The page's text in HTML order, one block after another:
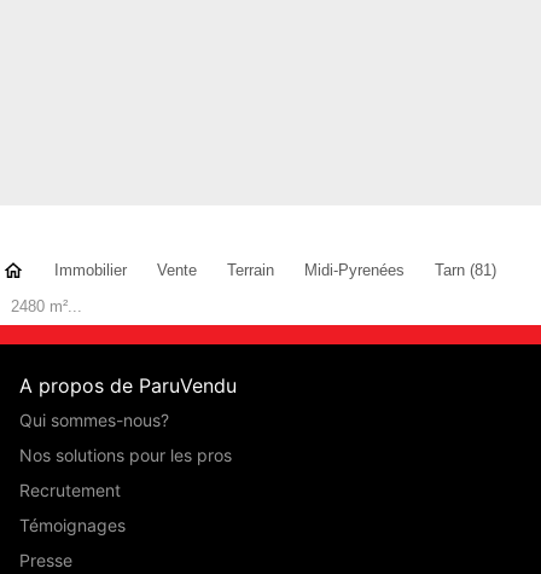
Immobilier Vente Terrain Midi-Pyrenées
Tarn (81)
2480 m²...
A propos de ParuVendu
Qui sommes-nous?
Nos solutions pour les pros
Recrutement
Témoignages
Presse